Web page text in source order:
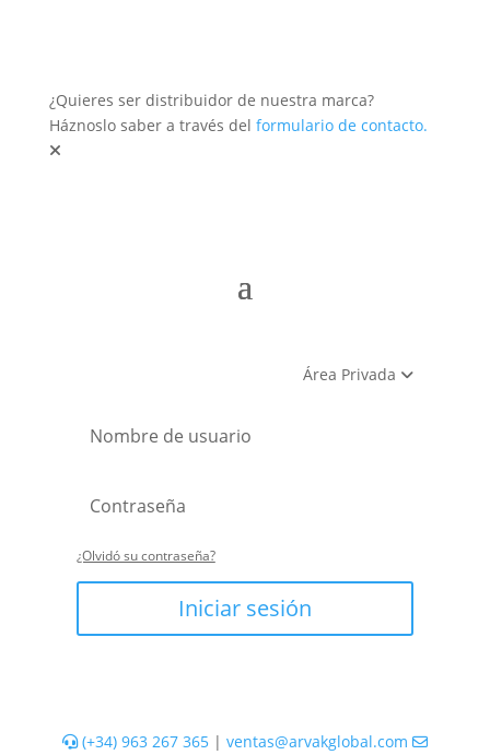
¿Quieres ser distribuidor de nuestra marca?
Háznoslo saber a través del formulario de contacto.
Área Privada
¿Olvidó su contraseña?
Iniciar sesión
(+34) 963 267 365| ventas@arvakglobal.com